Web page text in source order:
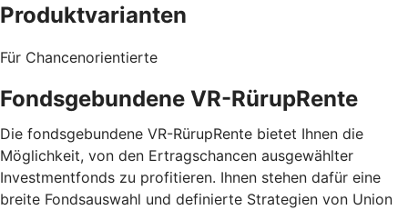
Produktvarianten
Für Chancenorientierte
Fondsgebundene VR-RürupRente
Die fondsgebundene VR-RürupRente bietet Ihnen die
Möglichkeit, von den Ertragschancen ausgewählter
Investmentfonds zu profitieren. Ihnen stehen dafür eine
breite Fondsauswahl und definierte Strategien von Union